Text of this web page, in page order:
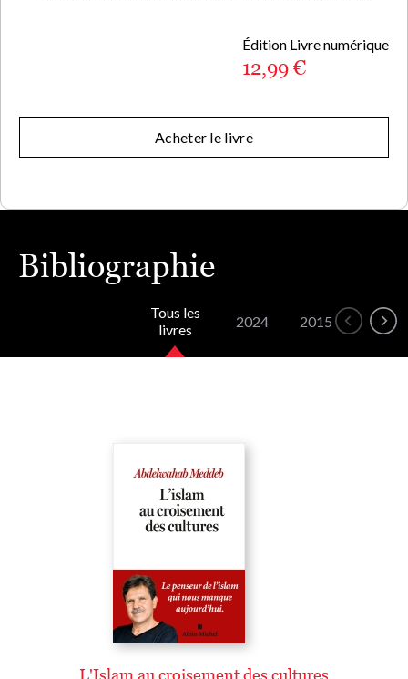
Édition Livre numérique
12,99 €
Acheter le livre
Bibliographie
Tous les
livres
2024 2015 2011
L'Islam au croisement des cultures